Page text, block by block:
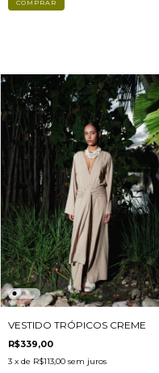
COMPRAR
VESTIDO TRÓPICOS CREME
R$339,00
3 x de R$113,00 sem juros